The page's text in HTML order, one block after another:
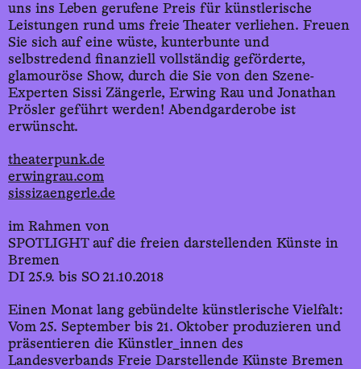
uns ins Leben gerufene Preis für künstlerische
Leistungen rund ums freie Theater verliehen. Freuen
Sie sich auf eine wüste, kunterbunte und
selbstredend finanziell vollständig geförderte,
glamouröse Show, durch die Sie von den Szene-
Experten Sissi Zängerle, Erwing Rau und Jonathan
Prösler geführt werden! Abendgarderobe ist
erwünscht.
theaterpunk.de
erwingrau.com
sissizaengerle.de
im Rahmen von
SPOTLIGHT auf die freien darstellenden Künste in
Bremen
DI 25.9. bis SO 21.10.2018
Einen Monat lang gebündelte künstlerische Vielfalt:
Vom 25. September bis 21. Oktober produzieren und
präsentieren die Künstler_innen des
Landesverbands Freie Darstellende Künste Bremen